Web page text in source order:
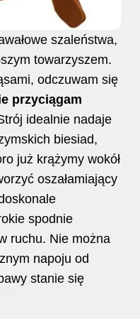
szaleństwa,
towarzyszem.
odczuwam się
przyciągam
idealnie nadaje
biesiad,
już krążymy wokół
oszałamiający
spodnie
ruchu. Nie można
napoju od
stanie się